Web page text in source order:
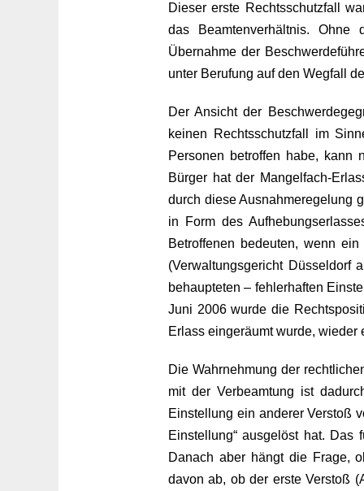
Dieser erste Rechtsschutzfall
das Beamtenverhältnis.
Übernahme der
unter Berufung auf den Wegfall
Der Ansicht der
keinen Rechtsschutzfall im
Personen betroffen habe, kann
Bürger hat der Mangelfach-
durch diese Ausnahmeregelung
in Form des
Betroffenen bedeuten, wenn
(Verwaltungsgericht Düsseldorf
behaupteten – fehlerhaften
Juni 2006 wurde die
Erlass eingeräumt wurde, wieder
Die Wahrnehmung der
mit der Verbeamtung ist
Einstellung ein anderer Verstoß
Einstellung“ ausgelöst hat.
Danach aber hängt die Frage,
davon ab, ob der erste Verstoß